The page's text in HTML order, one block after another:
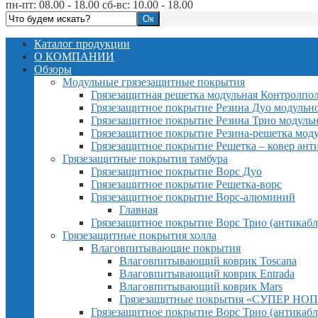
пн-пт: 08.00 - 18.00 сб-вс: 10.00 - 18.00
Каталог продукции
О КОМПАНИИ
Обзоры
Модульные грязезащитные покрытия
Грязезащитная решетка модульная
Грязезащитное покрытие Резина Дуо
Грязезащитное покрытие Резина Трио
Грязезащитное покрытие Резина-решетка
Грязезащитное покрытие Решетка – ковер
Грязезащитные покрытия тамбура
Грязезащитное покрытие Ворс Дуо
Грязезащитное покрытие Решетка-ворс
Грязезащитное покрытие Ворс-алюминий
Главная
Грязезащитное покрытие Ворс Трио
Грязезащитные покрытия холла
Влаговпитывающие покрытия
Влаговпитывающий коврик Toscana
Влаговпитывающий коврик Entrada
Влаговпитывающий коврик Mars
Грязезащитные покрытия «СУПЕР
Грязезащитное покрытие Ворс Трио